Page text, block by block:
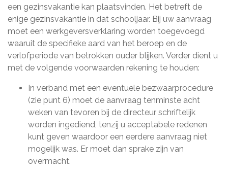
een gezinsvakantie kan plaatsvinden. Het betreft de
enige gezinsvakantie in dat schooljaar. Bij uw aanvraag
moet een werkgeversverklaring worden toegevoegd
waaruit de specifieke aard van het beroep en de
verlofperiode van betrokken ouder blijken. Verder dient u
met de volgende voorwaarden rekening te houden:
In verband met een eventuele bezwaarprocedure
(zie punt 6) moet de aanvraag tenminste acht
weken van tevoren bij de directeur schriftelijk
worden ingediend, tenzij u acceptabele redenen
kunt geven waardoor een eerdere aanvraag niet
mogelijk was. Er moet dan sprake zijn van
overmacht.